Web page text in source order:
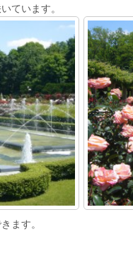
ています。
ます。